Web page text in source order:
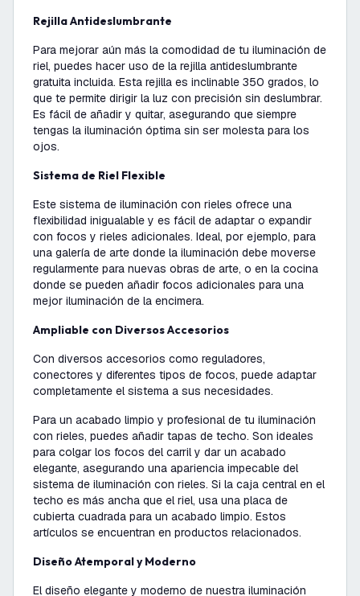
Rejilla Antideslumbrante
Para mejorar aún más la comodidad de tu iluminación de
riel, puedes hacer uso de la rejilla antideslumbrante
gratuita incluida. Esta rejilla es inclinable 350 grados, lo
que te permite dirigir la luz con precisión sin deslumbrar.
Es fácil de añadir y quitar, asegurando que siempre
tengas la iluminación óptima sin ser molesta para los
ojos.
Sistema de Riel Flexible
Este sistema de iluminación con rieles ofrece una
flexibilidad inigualable y es fácil de adaptar o expandir
con focos y rieles adicionales. Ideal, por ejemplo, para
una galería de arte donde la iluminación debe moverse
regularmente para nuevas obras de arte, o en la cocina
donde se pueden añadir focos adicionales para una
mejor iluminación de la encimera.
Ampliable con Diversos Accesorios
Con diversos accesorios como reguladores,
conectores y diferentes tipos de focos, puede adaptar
completamente el sistema a sus necesidades.
Para un acabado limpio y profesional de tu iluminación
con rieles, puedes añadir tapas de techo. Son ideales
para colgar los focos del carril y dar un acabado
elegante, asegurando una apariencia impecable del
sistema de iluminación con rieles. Si la caja central en el
techo es más ancha que el riel, usa una placa de
cubierta cuadrada para un acabado limpio. Estos
artículos se encuentran en productos relacionados.
Diseño Atemporal y Moderno
El diseño elegante y moderno de nuestra iluminación